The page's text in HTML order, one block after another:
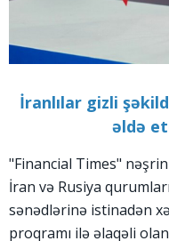
İranlılar gizli
əldə
"Financial Times"
İran və Rusiya
sənədlərinə istinadən
proqramı ilə əlaqəli